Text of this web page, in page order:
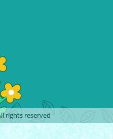
rights reserved